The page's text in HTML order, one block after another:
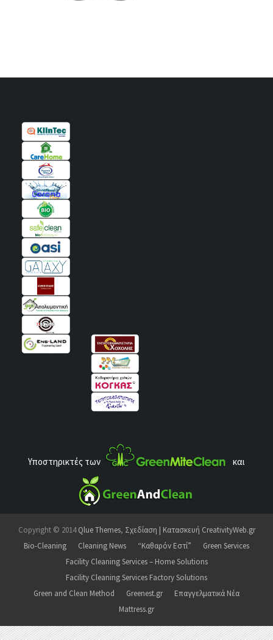
Υποστηρικτές των και
Copyright © 2014Qlue Themes, Σχεδίαση | Κατασκευή CreativityWeb.gr
Bio-Cleaning
Cleaning News “Καθαρόν Εστί”
Green Services
Facility Cleaning Services – Home Solutions
Facility Cleaning Services Factory Solutions
Green and Clean Method
Greenest.gr
Επαγγελματικά Νέα
Mattress.gr